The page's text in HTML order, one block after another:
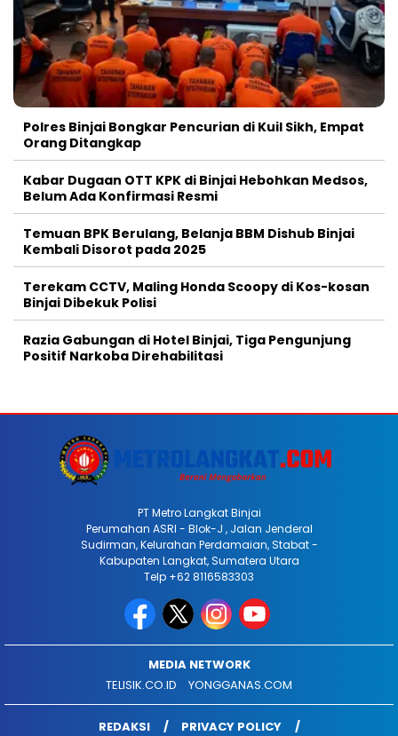
Polres Binjai Bongkar Pencurian di Kuil Sikh, Empat
Orang Ditangkap
Kabar Dugaan OTT KPK di Binjai Hebohkan Medsos,
Belum Ada Konfirmasi Resmi
Temuan BPK Berulang, Belanja BBM Dishub Binjai
Kembali Disorot pada 2025
Terekam CCTV, Maling Honda Scoopy di Kos-kosan
Binjai Dibekuk Polisi
Razia Gabungan di Hotel Binjai, Tiga Pengunjung
Positif Narkoba Direhabilitasi
PT Metro Langkat Binjai
Perumahan ASRI - Blok-J , Jalan Jenderal
Sudirman, Kelurahan Perdamaian, Stabat -
Kabupaten Langkat, Sumatera Utara
Telp +62 8116583303
MEDIA NETWORK
TELISIK.CO.ID
YONGGANAS.COM
REDAKSI
PRIVACY POLICY